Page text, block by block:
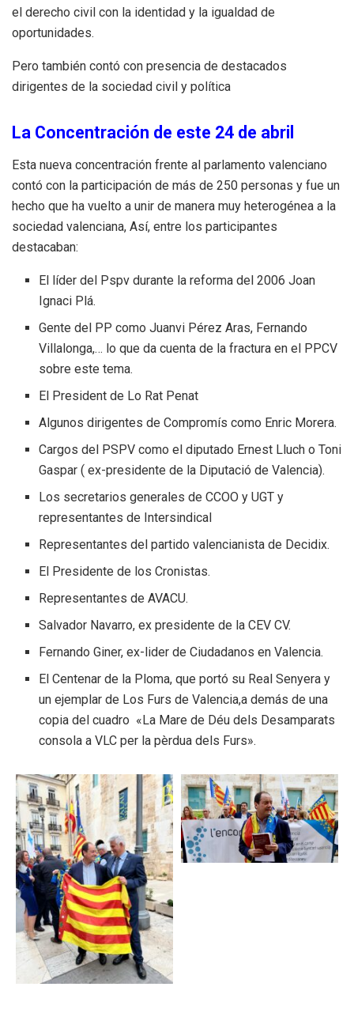
el derecho civil con la identidad y la igualdad de
oportunidades.
Pero también contó con presencia de destacados
dirigentes de la sociedad civil y política
La Concentración de este 24 de abril
Esta nueva concentración frente al parlamento valenciano
contó con la participación de más de 250 personas y fue un
hecho que ha vuelto a unir de manera muy heterogénea a la
sociedad valenciana, Así, entre los participantes
destacaban:
El líder del Pspv durante la reforma del 2006 Joan
Ignaci Plá.
Gente del PP como Juanvi Pérez Aras, Fernando
Villalonga,… lo que da cuenta de la fractura en el PPCV
sobre este tema.
El President de Lo Rat Penat
Algunos dirigentes de Compromís como Enric Morera.
Cargos del PSPV como el diputado Ernest Lluch o Toni
Gaspar ( ex-presidente de la Diputació de Valencia).
Los secretarios generales de CCOO y UGT y
representantes de Intersindical
Representantes del partido valencianista de Decidix.
El Presidente de los Cronistas.
Representantes de AVACU.
Salvador Navarro, ex presidente de la CEV CV.
Fernando Giner, ex-lider de Ciudadanos en Valencia.
El Centenar de la Ploma, que portó su Real Senyera y
un ejemplar de Los Furs de Valencia,a demás de una
copia del cuadro «La Mare de Déu dels Desamparats
consola a VLC per la pèrdua dels Furs».